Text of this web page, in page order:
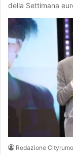
della Settimana
Redazione